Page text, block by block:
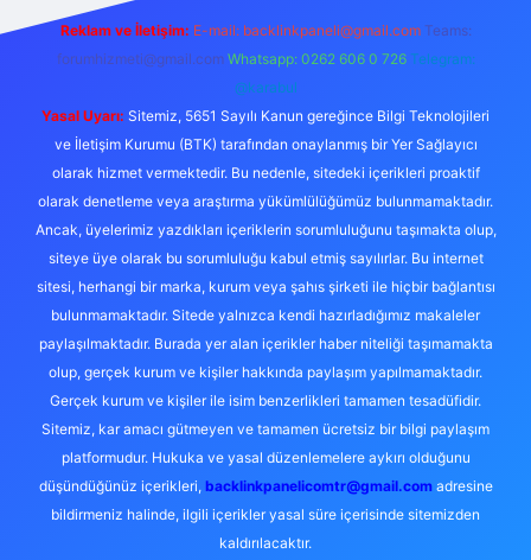
Reklam ve İletişim: E-mail: backlinkpaneli@gmail.com Teams:
forumhizmeti@gmail.com Whatsapp: 0262 606 0 726 Telegram:
@karabul
Yasal Uyarı: Sitemiz, 5651 Sayılı Kanun gereğince Bilgi Teknolojileri
ve İletişim Kurumu (BTK) tarafından onaylanmış bir Yer Sağlayıcı
olarak hizmet vermektedir. Bu nedenle, sitedeki içerikleri proaktif
olarak denetleme veya araştırma yükümlülüğümüz bulunmamaktadır.
Ancak, üyelerimiz yazdıkları içeriklerin sorumluluğunu taşımakta olup,
siteye üye olarak bu sorumluluğu kabul etmiş sayılırlar. Bu internet
sitesi, herhangi bir marka, kurum veya şahıs şirketi ile hiçbir bağlantısı
bulunmamaktadır. Sitede yalnızca kendi hazırladığımız makaleler
paylaşılmaktadır. Burada yer alan içerikler haber niteliği taşımamakta
olup, gerçek kurum ve kişiler hakkında paylaşım yapılmamaktadır.
Gerçek kurum ve kişiler ile isim benzerlikleri tamamen tesadüfidir.
Sitemiz, kar amacı gütmeyen ve tamamen ücretsiz bir bilgi paylaşım
platformudur. Hukuka ve yasal düzenlemelere aykırı olduğunu
düşündüğünüz içerikleri, backlinkpanelicomtr@gmail.comadresine
bildirmeniz halinde, ilgili içerikler yasal süre içerisinde sitemizden
kaldırılacaktır.